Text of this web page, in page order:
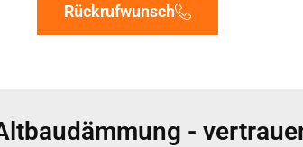
Rückrufwunsch
-